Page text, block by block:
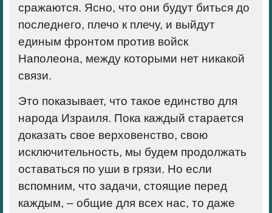
сражаются. Ясно, что они будут биться до
последнего, плечо к плечу, и выйдут
единым фронтом против войск
Наполеона, между которыми нет никакой
связи.
Это показывает, что такое единство для
народа Израиля. Пока каждый старается
доказать свое верховенство, свою
исключительность, мы будем продолжать
оставаться по уши в грязи. Но если
вспомним, что задачи, стоящие перед
каждым, – общие для всех нас, то даже